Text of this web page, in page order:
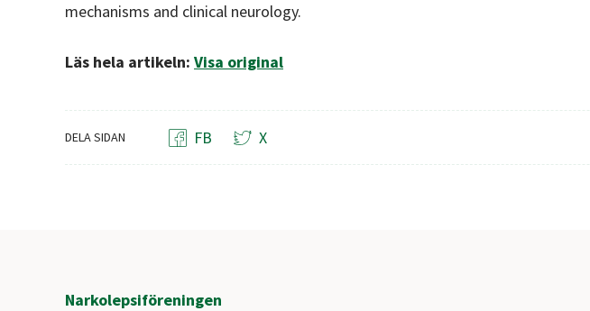
mechanisms and clinical neurology.
Läs hela artikeln: Visa original
DELA SIDAN FB X
Narkolepsiföreningen